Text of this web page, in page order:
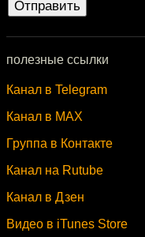
полезные ссылки
Канал в Telegram
Канал в MAX
Группа в Контакте
Канал на Rutube
Канал в Дзен
Видео в iTunes Store